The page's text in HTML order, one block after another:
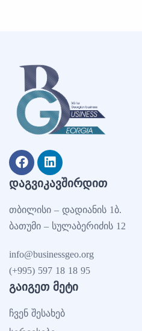
ᲓᲐᲒᲕᲘᲙᲐᲕᲨᲘᲠᲓᲘᲗ
თბილისი – დადიანის 1ბ.
ბათუმი – სულაბერიძის 12
info@businessgeo.org
(+995) 597 18 18 95
ᲒᲐᲘᲒᲔᲗ ᲛᲔᲢᲘ
ჩვენ შესახებ